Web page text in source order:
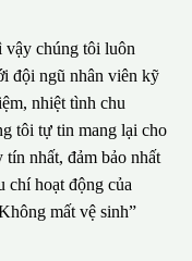
vậy chúng tôi luôn
đội ngũ nhân viên kỹ
nhiệt tình chu
tôi tự tin mang lại cho
nhất, đảm bảo nhất
chí hoạt động của
mất vệ sinh”